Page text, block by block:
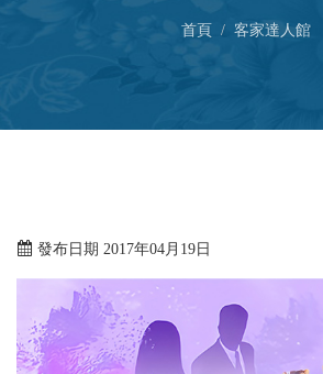
首頁 客家達人館
發布日期 2017年04月19日